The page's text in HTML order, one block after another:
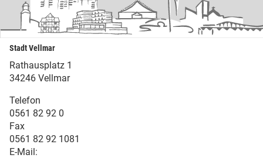
Stadt Vellmar
Rathausplatz 1
34246 Vellmar
Telefon
0561 82 92 0
Fax
0561 82 92 1081
E-Mail: